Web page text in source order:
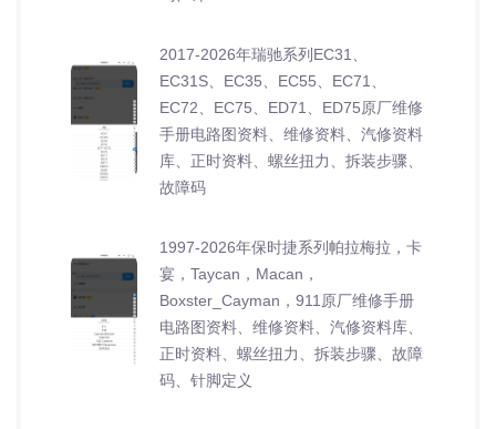
2017-2026年瑞驰系列EC31、
EC31S、EC35、EC55、EC71、
EC72、EC75、ED71、ED75原厂维修
手册电路图资料、维修资料、汽修资料
库、正时资料、螺丝扭力、拆装步骤、
故障码
1997-2026年保时捷系列帕拉梅拉，卡
宴，Taycan，Macan，
Boxster_Cayman，911原厂维修手册
电路图资料、维修资料、汽修资料库、
正时资料、螺丝扭力、拆装步骤、故障
码、针脚定义